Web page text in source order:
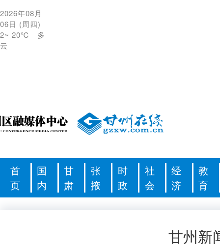
2026年08月
06日 (周四)
2~ 20℃
多
云
首
页
国
内
甘
肃
张
掖
时
政
社
会
经
济
教
育
甘州新